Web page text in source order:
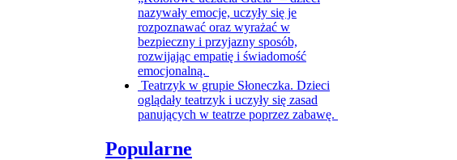
nazywały emocje, uczyły się je
rozpoznawać oraz wyrażać w
bezpieczny i przyjazny sposób,
rozwijając empatię i świadomość
emocjonalną.
Teatrzyk w grupie Słoneczka. Dzieci
oglądały teatrzyk i uczyły się zasad
panujących w teatrze poprzez zabawę.
Popularne